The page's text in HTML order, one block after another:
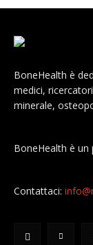
BoneHealth è
medici,
minerale,
BoneHealth è
Contattaci: